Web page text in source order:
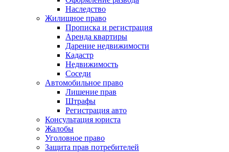
Наследство
Жилищное право
Прописка и регистрация
Аренда квартиры
Дарение недвижимости
Кадастр
Недвижимость
Соседи
Автомобильное право
Лишение прав
Штрафы
Регистрация авто
Консультация юриста
Жалобы
Уголовное право
Защита прав потребителей